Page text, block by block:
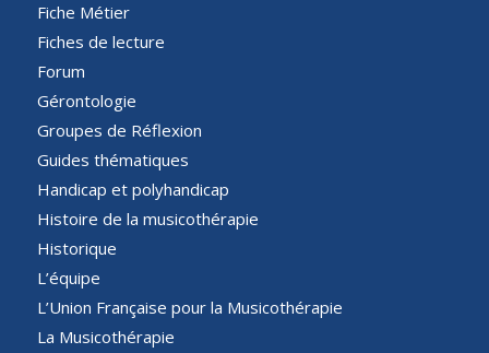
Fiche Métier
Fiches de lecture
Forum
Gérontologie
Groupes de Réflexion
Guides thématiques
Handicap et polyhandicap
Histoire de la musicothérapie
Historique
L’équipe
L’Union Française pour la Musicothérapie
La Musicothérapie